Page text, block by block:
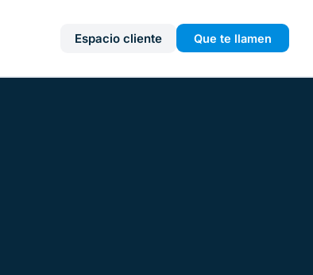
Espacio cliente Que te llamen